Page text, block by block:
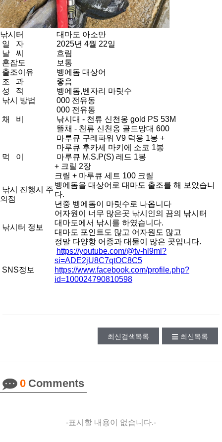
낚시터
대마도 아소만
일 자
2025년 4월 22일
날 씨
흐림
혼잡도
보통
출조이유
벵에돔 대상어
조 과
좋음
성 적
벵에돔,벤자리 마릿수
낚시 방법
000 전유동
채 비
000 전유동
낚시대 - 천류 신천옹 gold PS 53M
뜰채 - 천류 신천옹 골드망대 600
먹 이
마루큐 구레파워 V9 덕용 1봉 +
마루큐 후카세 마키에 소코 1봉
마루큐 M.S.P(S) 레드 1봉
+ 크릴 2장
크릴 + 마루큐 세트 100 크릴
낚시 진행시 주
의점
벵에돔을 대상어로 대마도 출조를 해 보았습니
다.
년중 벵에돔이 마릿수로 나옵니다
낚시터 정보
어자원이 너무 많은곳 낚시인의 끔의 낚시터
대마도에서 낚시를 하였습니다.
대마도 포인트도 많고 어자원도 많고
정말 다양항 어종과 대물이 많은 곳입니다.
SNS정보
https://youtube.com/@tv-hl9ml?
si=ADE2jU8C7qtOC8C5
https://www.facebook.com/profile.php?
id=100024790810598
최신검색목록 최신목록
0 Comments
-표시할 내용이 없습니다.-